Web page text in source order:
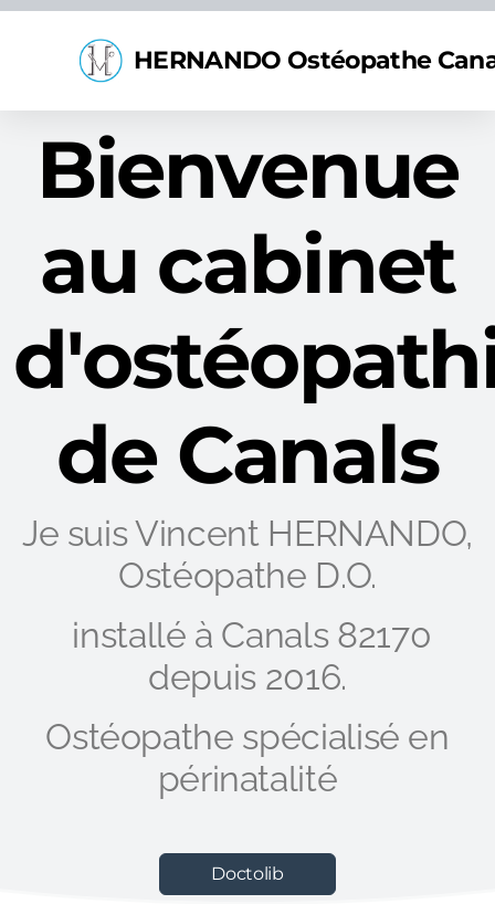
HERNANDO Ostéopathe
Bienvenue
au cabinet
de Canals
Je suis Vincent HERNANDO,
Ostéopathe D.O.
installé à Canals 82170
depuis 2016.
Ostéopathe spécialisé en
périnatalité
Doctolib